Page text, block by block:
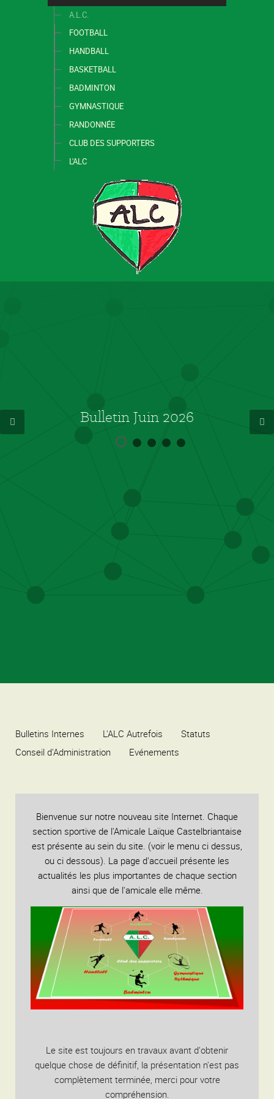
A.L.C.
FOOTBALL
HANDBALL
BASKETBALL
BADMINTON
GYMNASTIQUE
RANDONNÉE
CLUB DES SUPPORTERS
L'ALC
Bulletin Juin 2026
Bulletins Internes L'ALC Autrefois
Statuts
Conseil d'Administration
Evénements
Bienvenue sur notre nouveau site Internet. Chaque
section sportive de l'Amicale Laïque Castelbriantaise
est présente au sein du site. (voir le menu ci dessus,
ou ci dessous). La page d'accueil présente les
actualités les plus importantes de chaque section
ainsi que de l'amicale elle même.
Le site est toujours en travaux avant d'obtenir
quelque chose de définitif, la présentation n'est pas
complètement terminée, merci pour votre
compréhension.